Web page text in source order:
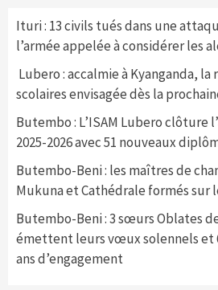
Ituri : 13 civils tués dans une
l’armée appelée à considérer les
Lubero : accalmie à Kyanganda,
scolaires envisagée dès la
Butembo : L’ISAM Lubero clôture
2025-2026 avec 51 nouveaux
Butembo-Beni : les maîtres de
Mukuna et Cathédrale formés sur
Butembo-Beni : 3 sœurs Oblates
émettent leurs vœux solennels et
ans d’engagement